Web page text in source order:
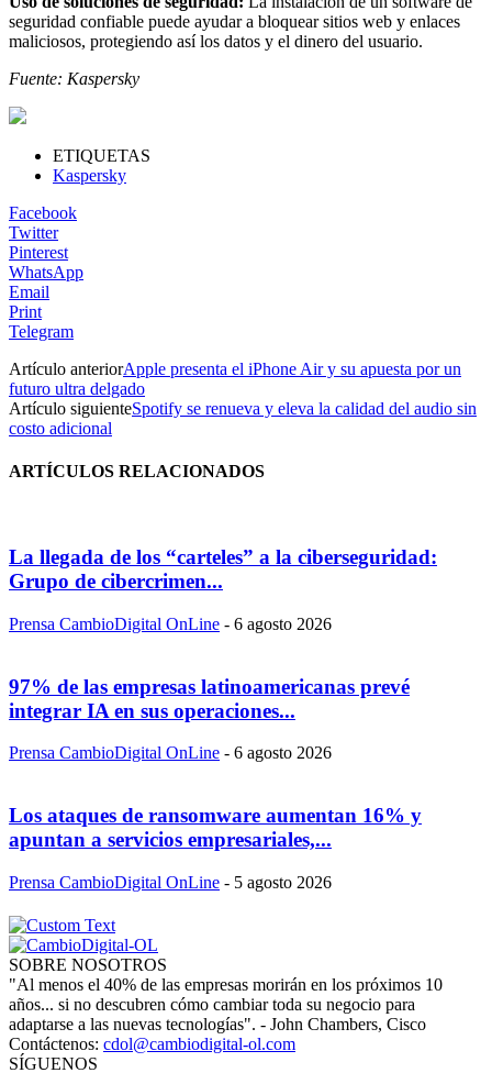
seguridad confiable puede ayudar a bloquear sitios web y enlaces
maliciosos, protegiendo así los datos y el dinero del usuario.
Fuente: Kaspersky
ETIQUETAS
Kaspersky
Facebook
Twitter
Pinterest
WhatsApp
Email
Print
Telegram
Artículo anteriorApple presenta el iPhone Air y su apuesta por un
futuro ultra delgado
Artículo siguienteSpotify se renueva y eleva la calidad del audio sin
costo adicional
ARTÍCULOS RELACIONADOS
La llegada de los “carteles” a la ciberseguridad:
Grupo de cibercrimen...
Prensa CambioDigital OnLine - 6 agosto 2026
97% de las empresas latinoamericanas prevé
integrar IA en sus operaciones...
Prensa CambioDigital OnLine - 6 agosto 2026
Los ataques de ransomware aumentan 16% y
apuntan a servicios empresariales,...
Prensa CambioDigital OnLine - 5 agosto 2026
SOBRE NOSOTROS
"Al menos el 40% de las empresas morirán en los próximos 10
años... si no descubren cómo cambiar toda su negocio para
adaptarse a las nuevas tecnologías". - John Chambers, Cisco
Contáctenos: cdol@cambiodigital-ol.com
SÍGUENOS